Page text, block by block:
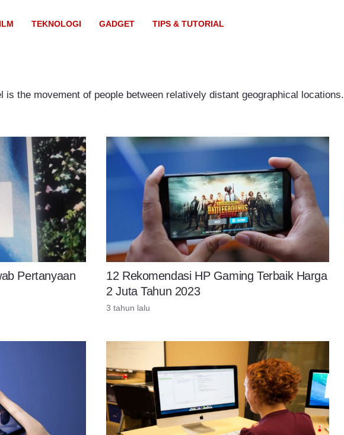
TEKNOLOGI GADGET TIPS & TUTORIAL
is the movement of people between relatively distant geographical locations.
Pertanyaan
12 Rekomendasi HP Gaming Terbaik Harga
2 Juta Tahun 2023
3 tahun lalu